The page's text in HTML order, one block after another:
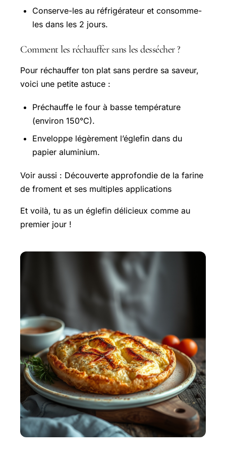
Conserve-les au réfrigérateur et consomme-
les dans les 2 jours.
Comment les réchauffer sans les dessécher ?
Pour réchauffer ton plat sans perdre sa saveur,
voici une petite astuce :
Préchauffe le four à basse température
(environ 150°C).
Enveloppe légèrement l’églefin dans du
papier aluminium.
Voir aussi : Découverte approfondie de la farine
de froment et ses multiples applications
Et voilà, tu as un églefin délicieux comme au
premier jour !